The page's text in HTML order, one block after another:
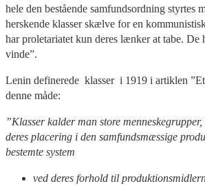
hele den bestående samfundsordning styrtes
herskende klasser skælve for en
har proletariatet kun deres lænker at tabe. De
vinde”.
Lenin definerede klasser i 1919 i artiklen
denne måde:
”Klasser kalder man store
deres placering i den samfundsmæssige
bestemte system
ved deres forhold til